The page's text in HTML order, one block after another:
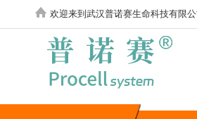
欢迎来到武汉普诺赛生命科技有限公